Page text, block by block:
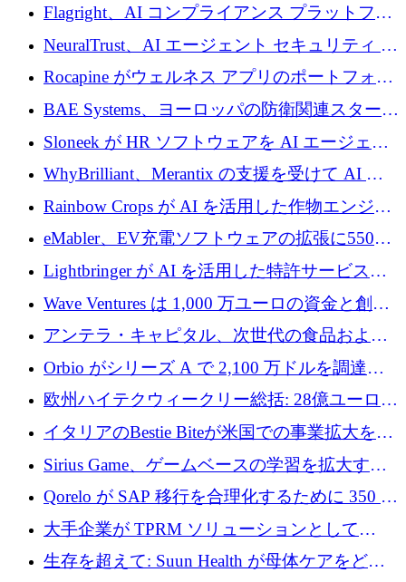
ズ スタートアップの Conduct に 6,000 万ドル
を調達
Flagright、AI コンプライアンス プラットフォ
ームを拡張するためにシリーズ A で 1,250 万
ドルを確保
NeuralTrust、AI エージェント セキュリティ プ
ラットフォームの拡張に 2,000 万ドルを調達
Rocapine がウェルネス アプリのポートフォリ
オを拡大するためにシリーズ A で 1,300 万ド
ルを調達
BAE Systems、ヨーロッパの防衛関連スタート
アップの規模拡大を支援するために 5,000 万
ユーロの支援を開始
Sloneek が HR ソフトウェアを AI エージェン
トに変えるために 600 万ドルを調達
WhyBrilliant、Merantix の支援を受けて AI 求
人マッチングを拡大するために 100 万ユーロ
Rainbow Crops が AI を活用した作物エンジニ
アリングを拡張するために 970 万ユーロを調
eMabler、EV充電ソフトウェアの拡張に550万
ユーロを確保
Lightbringer が AI を活用した特許サービスを
拡大するために 1,000 万ドルを調達
Wave Ventures は 1,000 万ユーロの資金と創設
者補助金で 10 周年を迎える
アンテラ・キャピタル、次世代の食品および
アグリテクノロジーのイノベーションを支援
するファンド III の初回クローズ額が 1 億ドル
に到達
Orbio がシリーズ A で 2,100 万ドルを調達、
AI 労働力管理を世界の最前線の労働者に提供
欧州ハイテクウィークリー総括: 28億ユーロの
取引と5月のハイライト
イタリアのBestie Biteが米国での事業拡大を加
速するために150万ユーロを調達
Sirius Game、ゲームベースの学習を拡大する
ために 130 万ユーロの資金調達を完了
Qorelo が SAP 移行を合理化するために 350 万
ドルを調達
大手企業が TPRM ソリューションとして
Vanta を選択する理由
生存を超えて: Suun Health が母体ケアをどの